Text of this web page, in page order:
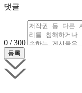
댓글
0 / 300